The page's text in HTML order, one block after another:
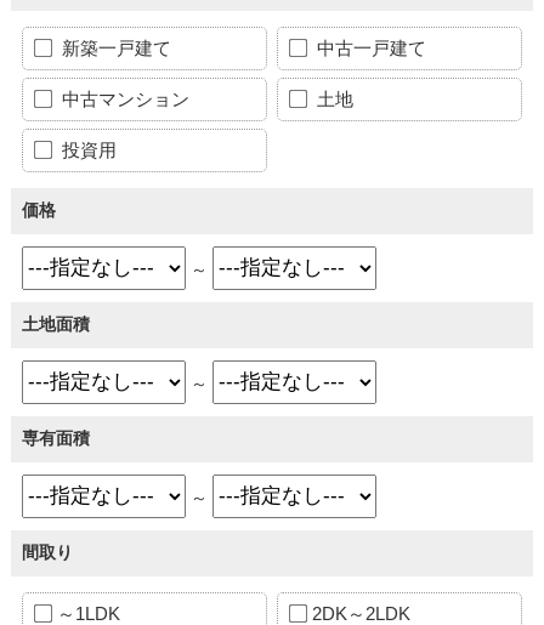
新築一戸建て 中古一戸建て
中古マンション 土地
投資用
価格
～
土地面積
～
専有面積
～
間取り
～1LDK 2DK～2LDK